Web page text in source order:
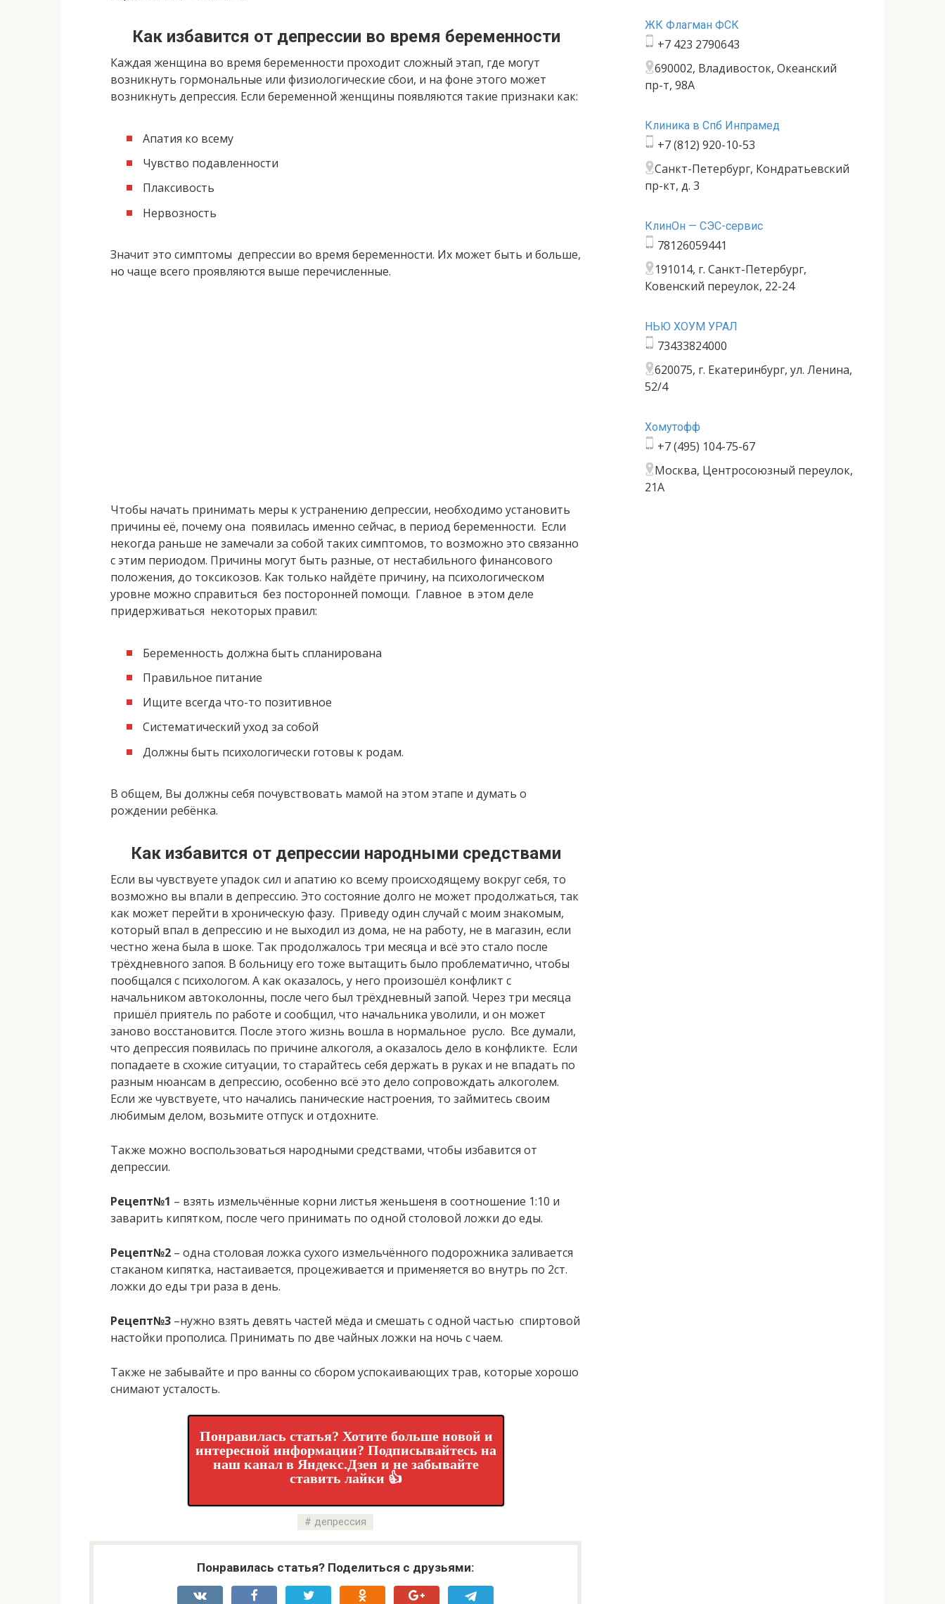
Как избавится от депрессии во время беременности
Каждая женщина во время беременности проходит сложный этап, где могут
возникнуть гормональные или физиологические сбои, и на фоне этого может
возникнуть депрессия. Если беременной женщины появляются такие признаки как:
Апатия ко всему
Чувство подавленности
Плаксивость
Нервозность
Значит это симптомы депрессии во время беременности. Их может быть и больше,
но чаще всего проявляются выше перечисленные.
Чтобы начать принимать меры к устранению депрессии, необходимо установить
причины её, почему она появилась именно сейчас, в период беременности. Если
некогда раньше не замечали за собой таких симптомов, то возможно это связанно
с этим периодом. Причины могут быть разные, от нестабильного финансового
положения, до токсикозов. Как только найдёте причину, на психологическом
уровне можно справиться без посторонней помощи. Главное в этом деле
придерживаться некоторых правил:
Беременность должна быть спланирована
Правильное питание
Ищите всегда что-то позитивное
Систематический уход за собой
Должны быть психологически готовы к родам.
В общем, Вы должны себя почувствовать мамой на этом этапе и думать о
рождении ребёнка.
Как избавится от депрессии народными средствами
Если вы чувствуете упадок сил и апатию ко всему происходящему вокруг себя, то
возможно вы впали в депрессию. Это состояние долго не может продолжаться, так
как может перейти в хроническую фазу. Приведу один случай с моим знакомым,
который впал в депрессию и не выходил из дома, не на работу, не в магазин, если
честно жена была в шоке. Так продолжалось три месяца и всё это стало после
трёхдневного запоя. В больницу его тоже вытащить было проблематично, чтобы
пообщался с психологом. А как оказалось, у него произошёл конфликт с
начальником автоколонны, после чего был трёхдневный запой. Через три месяца
пришёл приятель по работе и сообщил, что начальника уволили, и он может
заново восстановится. После этого жизнь вошла в нормальное русло. Все думали,
что депрессия появилась по причине алкоголя, а оказалось дело в конфликте. Если
попадаете в схожие ситуации, то старайтесь себя держать в руках и не впадать по
разным нюансам в депрессию, особенно всё это дело сопровождать алкоголем.
Если же чувствуете, что начались панические настроения, то займитесь своим
любимым делом, возьмите отпуск и отдохните.
Также можно воспользоваться народными средствами, чтобы избавится от
депрессии.
Рецепт№1 – взять измельчённые корни листья женьшеня в соотношение 1:10 и
заварить кипятком, после чего принимать по одной столовой ложки до еды.
Рецепт№2 – одна столовая ложка сухого измельчённого подорожника заливается
стаканом кипятка, настаивается, процеживается и применяется во внутрь по 2ст.
ложки до еды три раза в день.
Рецепт№3 –нужно взять девять частей мёда и смешать с одной частью спиртовой
настойки прополиса. Принимать по две чайных ложки на ночь с чаем.
Также не забывайте и про ванны со сбором успокаивающих трав, которые хорошо
снимают усталость.
Понравилась статья? Хотите больше новой и
интересной информации? Подписывайтесь на
наш канал в Яндекс.Дзен и не забывайте
ставить лайки 👍
депрессия
Понравилась статья? Поделиться с друзьями:
ЖК Флагман ФСК
+7 423 2790643
690002, Владивосток, Океанский
пр-т, 98А
Клиника в Спб Инпрамед
+7 (812) 920-10-53
Санкт-Петербург, Кондратьевский
пр-кт, д. 3
КлинОн — СЭС-сервис
78126059441
191014, г. Санкт-Петербург,
Ковенский переулок, 22-24
НЬЮ ХОУМ УРАЛ
73433824000
620075, г. Екатеринбург, ул. Ленина,
52/4
Хомутофф
+7 (495) 104-75-67
Москва, Центросоюзный переулок,
21А